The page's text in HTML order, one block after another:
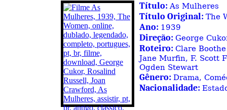
Título:As Mulheres
Título Original: The
Ano: 1939
Direção: George
Roteiro: Clare
Jane Murfin, F. Scott
Ogden Stewart
Gênero: Drama,
Nacionalidade: